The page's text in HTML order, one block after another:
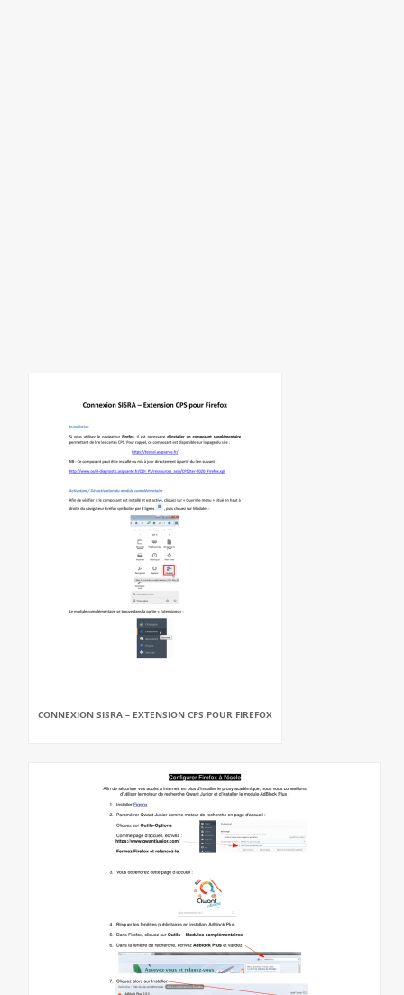
CONNEXION SISRA – EXTENSION CPS POUR FIREFOX